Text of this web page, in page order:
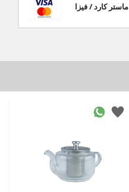
ماستر كارد / فيزا